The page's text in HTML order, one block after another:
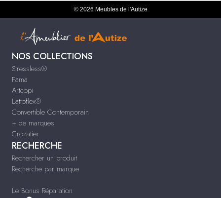
© 2026 Meubles de l'Autize
NOS COLLECTIONS
Stressless®
Fama
Artcopi
Lattoflex®
Convertible Contemporain
+ de marques
Crozatier
RECHERCHE
Rechercher un produit
Recherche par marque
Le Bonus Réparation